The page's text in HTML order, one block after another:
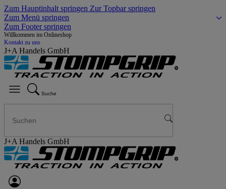
Zum Hauptinhalt springen Zur Topbar springen
Zum Menü springen
Zum Footer springen
Willkommen im Onlineshop
Kontakt zu uns
J+A Handels GmbH
Suche
J+A Handels GmbH